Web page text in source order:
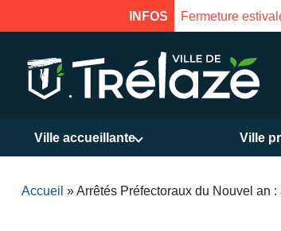
INFOS
Ville accueillante Ville
Accueil »Arrêtés Préfectoraux du Nouvel an